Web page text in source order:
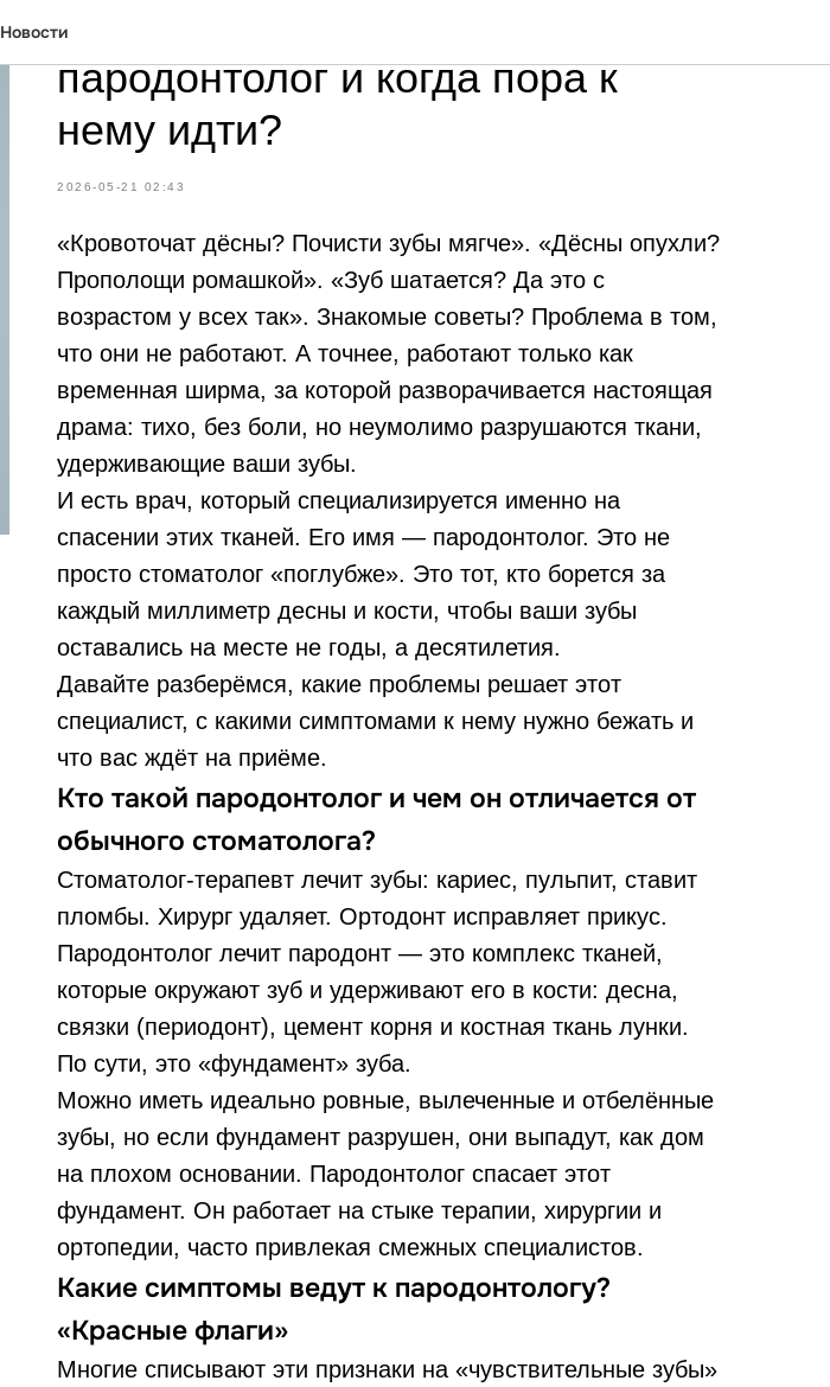
НовостиКакие проблемы решает
пародонтолог и когда пора к
нему идти?
2026-05-21 02:43
«Кровоточат дёсны? Почисти зубы мягче». «Дёсны опухли?
Прополощи ромашкой». «Зуб шатается? Да это с
возрастом у всех так». Знакомые советы? Проблема в том,
что они не работают. А точнее, работают только как
временная ширма, за которой разворачивается настоящая
драма: тихо, без боли, но неумолимо разрушаются ткани,
удерживающие ваши зубы.
И есть врач, который специализируется именно на
спасении этих тканей. Его имя — пародонтолог. Это не
просто стоматолог «поглубже». Это тот, кто борется за
каждый миллиметр десны и кости, чтобы ваши зубы
оставались на месте не годы, а десятилетия.
Давайте разберёмся, какие проблемы решает этот
специалист, с какими симптомами к нему нужно бежать и
что вас ждёт на приёме.
Кто такой пародонтолог и чем он отличается от
обычного стоматолога?
Стоматолог-терапевт лечит зубы: кариес, пульпит, ставит
пломбы. Хирург удаляет. Ортодонт исправляет прикус.
Пародонтолог лечит пародонт — это комплекс тканей,
которые окружают зуб и удерживают его в кости: десна,
связки (периодонт), цемент корня и костная ткань лунки.
По сути, это «фундамент» зуба.
Можно иметь идеально ровные, вылеченные и отбелённые
зубы, но если фундамент разрушен, они выпадут, как дом
на плохом основании. Пародонтолог спасает этот
фундамент. Он работает на стыке терапии, хирургии и
ортопедии, часто привлекая смежных специалистов.
Какие симптомы ведут к пародонтологу?
«Красные флаги»
Многие списывают эти признаки на «чувствительные зубы»